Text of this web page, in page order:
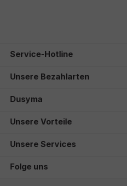
Service-Hotline
Unsere Bezahlarten
Dusyma
Unsere Vorteile
Unsere Services
Folge uns